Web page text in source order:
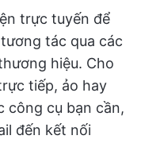
trực tuyến để
tác qua các
hiệu. Cho
tiếp, ảo hay
công cụ bạn cần,
đến kết nối